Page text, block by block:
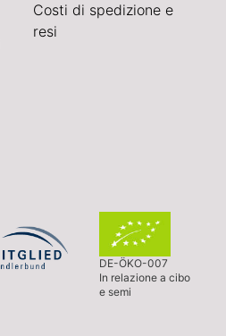
Costi di spedizione e
resi
DE-ÖKO-007
In relazione a cibo
e semi